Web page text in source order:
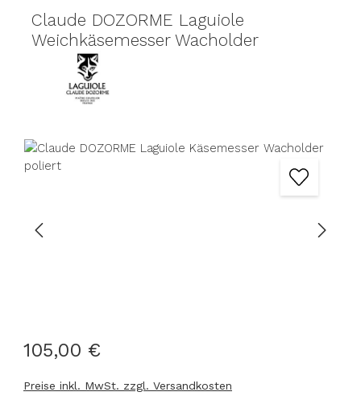
Claude DOZORME Laguiole
Weichkäsemesser Wacholder
Bildergalerie überspringen
105,00 €
Preise inkl. MwSt. zzgl. Versandkosten